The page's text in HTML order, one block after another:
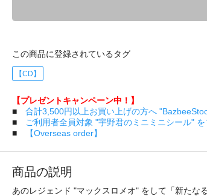
この商品に登録されているタグ
【CD】
【プレゼントキャンペーン中！】
■ 合計3,500円以上お買い上げの方へ
■
ご利用者全員対象 "宇野君のミニミニシール"
■
【Overseas order】
商品の説明
あのレジェンド "マックスロメオ" をして「新たな